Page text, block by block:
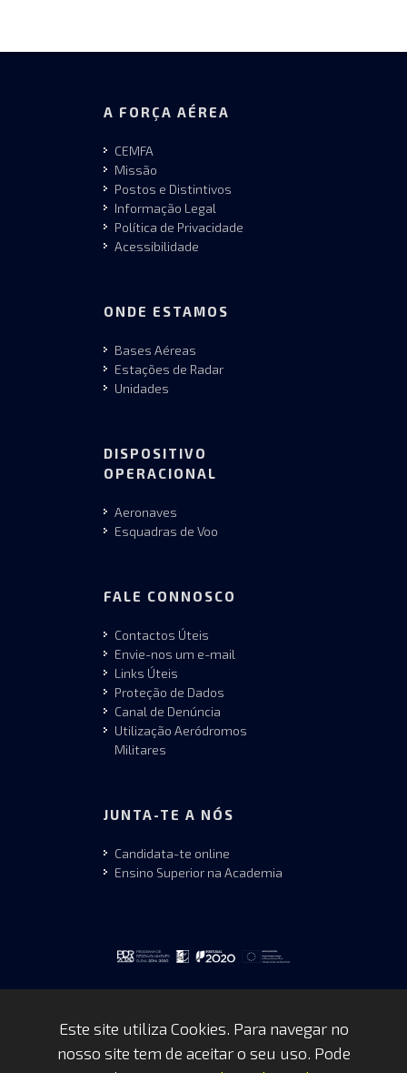
A FORÇA AÉREA
CEMFA
Missão
Postos e Distintivos
Informação Legal
Política de Privacidade
Acessibilidade
ONDE ESTAMOS
Bases Aéreas
Estações de Radar
Unidades
DISPOSITIVO
OPERACIONAL
Aeronaves
Esquadras de Voo
FALE CONNOSCO
Contactos Úteis
Envie-nos um e-mail
Links Úteis
Proteção de Dados
Canal de Denúncia
Utilização Aeródromos
Militares
JUNTA-TE A NÓS
Candidata-te online
Ensino Superior na Academia
Este site utiliza Cookies. Para navegar no
nosso site tem de aceitar o seu uso. Pode